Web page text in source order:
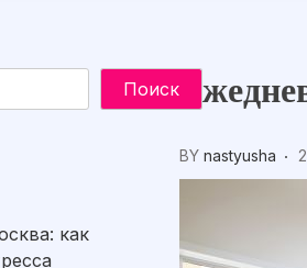
BY nastyusha
Поиск
как